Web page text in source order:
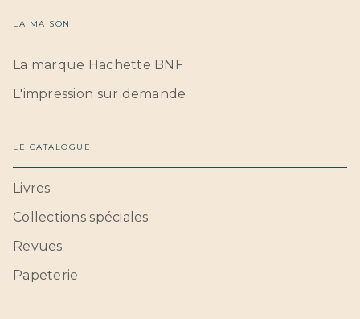
LA MAISON
La marque Hachette BNF
L'impression sur demande
LE CATALOGUE
Livres
Collections spéciales
Revues
Papeterie